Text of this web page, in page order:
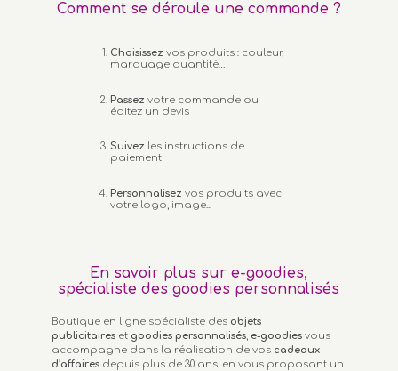
Comment se déroule une commande ?
Choisissez vos produits : couleur,
marquage quantité…
Passez votre commande ou
éditez un devis
Suivez les instructions de
paiement
Personnalisez vos produits avec
votre logo, image...
En savoir plus sur e-goodies,
spécialiste des goodies personnalisés
Boutique en ligne spécialiste des objets
publicitaires et goodies personnalisés, e-goodies vous
accompagne dans la réalisation de vos cadeaux
d’affaires depuis plus de 30 ans, en vous proposant un